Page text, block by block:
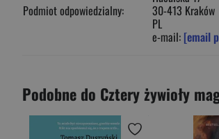
Podmiot odpowiedzialny: 30-413 Kraków
PL
e-mail: [email
Podobne do Cztery żywioły